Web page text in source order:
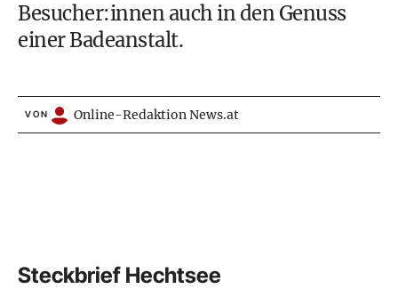
Besucher:innen auch in den Genuss
einer Badeanstalt.
VON Online-Redaktion News.at
Steckbrief Hechtsee